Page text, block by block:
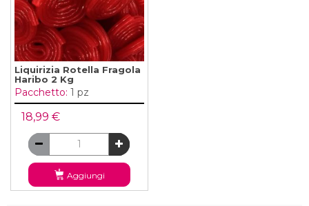
Liquirizia Rotella Fragola
Haribo 2 Kg
Pacchetto: 1 pz
18,99 €
Aggiungi